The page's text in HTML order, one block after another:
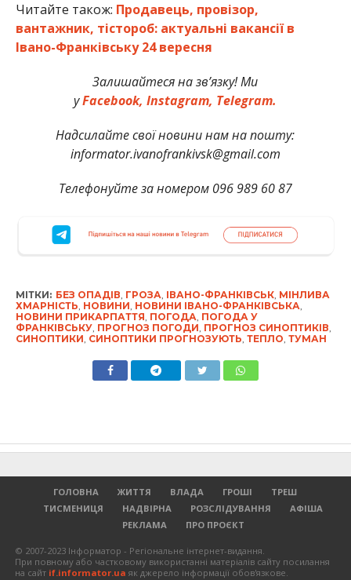
Читайте також: Продавець, провізор,
вантажник, тістороб: актуальні вакансії в
Івано-Франківську 24 вересня
Залишайтеся на зв’язку! Ми
уFacebook, Instagram, Telegram.
Надсилайте свої новини нам на пошту:
informator.ivanofrankivsk@gmail.com
Телефонуйте за номером 096 989 60 87
МІТКИ: БЕЗ ОПАДІВ ГРОЗА ІВАНО-ФРАНКІВСЬК, МІНЛИВА
ХМАРНІСТЬ НОВИНИ НОВИНИ ІВАНО-ФРАНКІВСЬКА
НОВИНИ ПРИКАРПАТТЯ ПОГОДА ПОГОДА У
ФРАНКІВСЬКУ, ПРОГНОЗ ПОГОДИ ПРОГНОЗ СИНОПТИКІВ
СИНОПТИКИ СИНОПТИКИ ПРОГНОЗУЮТЬ ТЕПЛО ТУМАН
ГОЛОВНА ЖИТТЯ ВЛАДА ГРОШІ
ТРЕШ
ТИСМЕНИЦЯ
НАДВІРНА РОЗСЛІДУВАННЯ
АФІША
РЕКЛАМА
ПРО ПРОЄКТ
© 2007-2023 Інформатор - Регіональне інтернет-видання.
При повному або частковому використанні матеріалів сайту посилання
на сайт if.informator.ua як джерело інформації обов'язкове.